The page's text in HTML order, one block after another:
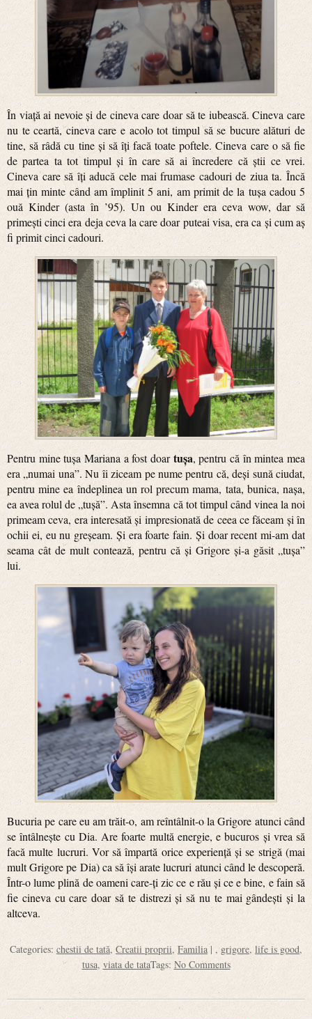
În viață ai nevoie și de cineva care doar să te iubească. Cineva care
nu te ceartă, cineva care e acolo tot timpul să se bucure alături de
tine, să râdă cu tine și să îți facă toate poftele. Cineva care o să fie
de partea ta tot timpul și în care să ai încredere că știi ce vrei.
Cineva care să îți aducă cele mai frumase cadouri de ziua ta. Încă
mai țin minte când am împlinit 5 ani, am primit de la tușa cadou 5
ouă Kinder (asta în ’95). Un ou Kinder era ceva wow, dar să
primești cinci era deja ceva la care doar puteai visa, era ca și cum aș
fi primit cinci cadouri.
Pentru mine tușa Mariana a fost doartușa, pentru că în mintea mea
era „numai una”. Nu îi ziceam pe nume pentru că, deși sună ciudat,
pentru mine ea îndeplinea un rol precum mama, tata, bunica, nașa,
ea avea rolul de „tușă”. Asta însemna că tot timpul când vinea la noi
primeam ceva, era interesată și impresionată de ceea ce făceam și în
ochii ei, eu nu greșeam. Și era foarte fain. Și doar recent mi-am dat
seama cât de mult contează, pentru că și Grigore și-a găsit „tușa”
lui.
Bucuria pe care eu am trăit-o, am reîntâlnit-o la Grigore atunci când
se întâlnește cu Dia. Are foarte multă energie, e bucuros și vrea să
facă multe lucruri. Vor să împartă orice experiență și se strigă (mai
mult Grigore pe Dia) ca să își arate lucruri atunci când le descoperă.
Într-o lume plină de oameni care-ți zic ce e rău și ce e bine, e fain să
fie cineva cu care doar să te distrezi și să nu te mai gândești și la
altceva.
Categories: chestii de tată, Creatii proprii, Familia| , grigore, life is good,
tusa, viata de tataTags: No Comments